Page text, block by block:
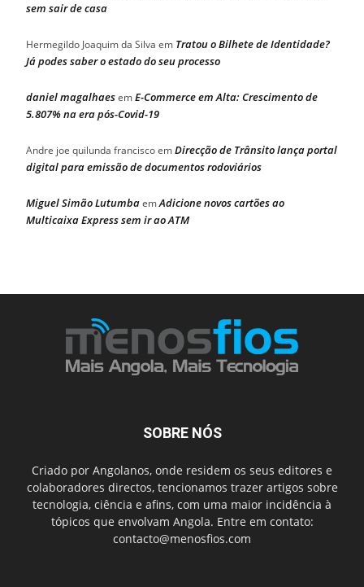
sem sair de casa
Hermegildo Joaquim da Silva em Tratou o Bilhete de Identidade?
Já podes saber o estado do seu processo
daniel magalhaesemE-Commerce em Alta: Crescimento de
5.807% na era pós-Covid-19
Andre joe quilunda franciscoemDirecção de Trânsito lança portal
digital para emissão de documentos rodoviários
Miguel Simão LutumbaemAdicione novos cartões ao
Multicaixa Express sem ir ao ATM
SOBRE NÓS
Criado por Angolanos, onde residem os seus editores e
colaboradores directos, tencionamos trazer artigos sobre
tecnologia, ciência e afins, com uma maior incidência à
tópicos que envolvam Angola. Entre em contato:
contacto@menosfios.com